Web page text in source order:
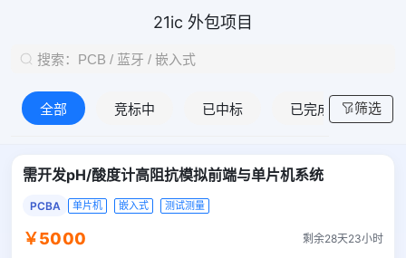
21ic 外包项目
全部 竞标中 已中标 已完成 筛选
需开发pH/酸度计高阻抗模拟前端与单片机系统
PCBA 单片机 嵌入式 测试测量
￥5000 剩余28天23小时